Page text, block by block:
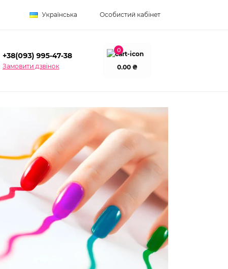
Українська Особистий кабінет
+38(093) 995-47-38
Замовити дзвінок
0
0.00 ₴